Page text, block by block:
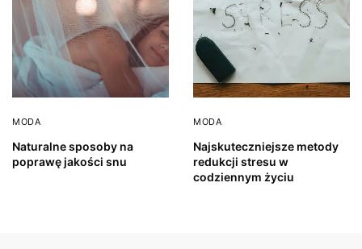
MODA
Naturalne sposoby na
poprawę jakości snu
MODA
Najskuteczniejsze metody
redukcji stresu w
codziennym życiu